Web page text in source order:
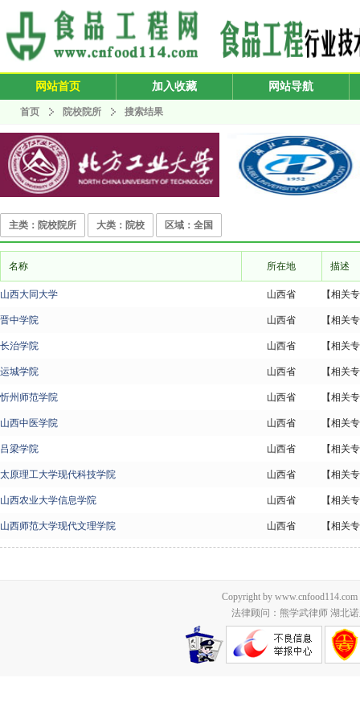
网站首页 加入收藏 网站导航
首页 院校院所 搜索结果
主类：院校院所 大类：院校 区域：全国
名称 所在地 描述
山西大同大学 山西省 【相关
晋中学院 山西省 【相关
长治学院 山西省 【相关
运城学院 山西省 【相关
忻州师范学院 山西省 【相关
山西中医学院 山西省 【相关
吕梁学院 山西省 【相关
太原理工大学现代科技学院 山西省 【相关
山西农业大学信息学院 山西省 【相关
山西师范大学现代文理学院 山西省 【相关
Copyright by
法律顾问：熊学武律师 湖北